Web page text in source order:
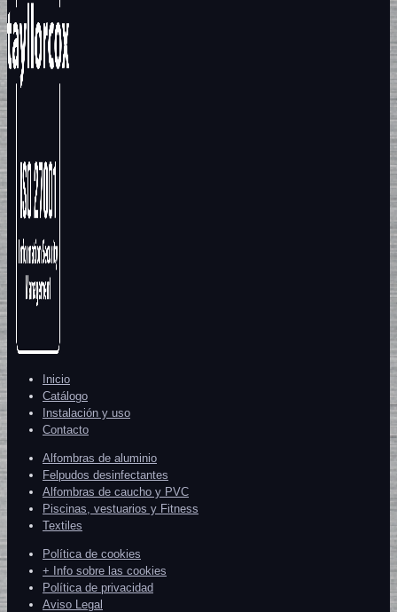
Inicio
Catálogo
Instalación y uso
Contacto
Alfombras de aluminio
Felpudos desinfectantes
Alfombras de caucho y PVC
Piscinas, vestuarios y Fitness
Textiles
Política de cookies
+ Info sobre las cookies
Política de privacidad
Aviso Legal